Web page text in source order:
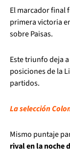
El marcador final
primera victoria
sobre Paisas.
Este triunfo deja a
posiciones de la
partidos.
La selección
Mismo puntaje
rival en la noche